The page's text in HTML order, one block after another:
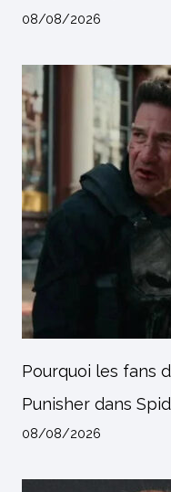
08/08/2026
Pourquoi les fans
Punisher dans
08/08/2026